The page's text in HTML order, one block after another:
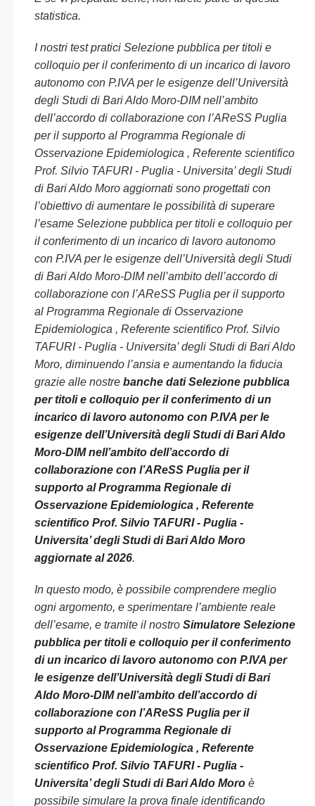
statistica.
I nostri test pratici Selezione pubblica per titoli e
colloquio per il conferimento di un incarico di lavoro
autonomo con P.IVA per le esigenze dell’Università
degli Studi di Bari Aldo Moro-DIM nell’ambito
dell’accordo di collaborazione con l’AReSS Puglia
per il supporto al Programma Regionale di
Osservazione Epidemiologica , Referente scientifico
Prof. Silvio TAFURI - Puglia - Universita’ degli Studi
di Bari Aldo Moro aggiornati sono progettati con
l’obiettivo di aumentare le possibilità di superare
l’esame Selezione pubblica per titoli e colloquio per
il conferimento di un incarico di lavoro autonomo
con P.IVA per le esigenze dell’Università degli Studi
di Bari Aldo Moro-DIM nell’ambito dell’accordo di
collaborazione con l’AReSS Puglia per il supporto
al Programma Regionale di Osservazione
Epidemiologica , Referente scientifico Prof. Silvio
TAFURI - Puglia - Universita’ degli Studi di Bari Aldo
Moro, diminuendo l’ansia e aumentando la fiducia
grazie alle nostre banche dati Selezione pubblica
per titoli e colloquio per il conferimento di un
incarico di lavoro autonomo con P.IVA per le
esigenze dell’Università degli Studi di Bari Aldo
Moro-DIM nell’ambito dell’accordo di
collaborazione con l’AReSS Puglia per il
supporto al Programma Regionale di
Osservazione Epidemiologica , Referente
scientifico Prof. Silvio TAFURI - Puglia -
Universita’ degli Studi di Bari Aldo Moro
aggiornate al 2026.
In questo modo, è possibile comprendere meglio
ogni argomento, e sperimentare l’ambiente reale
dell’esame, e tramite il nostro Simulatore Selezione
pubblica per titoli e colloquio per il conferimento
di un incarico di lavoro autonomo con P.IVA per
le esigenze dell’Università degli Studi di Bari
Aldo Moro-DIM nell’ambito dell’accordo di
collaborazione con l’AReSS Puglia per il
supporto al Programma Regionale di
Osservazione Epidemiologica , Referente
scientifico Prof. Silvio TAFURI - Puglia -
Universita’ degli Studi di Bari Aldo Moro è
possibile simulare la prova finale identificando